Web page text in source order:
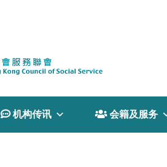
 机构传讯  会籍及服务